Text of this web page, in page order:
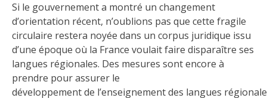
Si le gouvernement a montré un changement
d’orientation récent, n’oublions pas que cette fragile
circulaire restera noyée dans un corpus juridique issu
d’une époque où la France voulait faire disparaître ses
langues régionales. Des mesures sont encore à
prendre pour assurer le
développement de l’enseignement des langues